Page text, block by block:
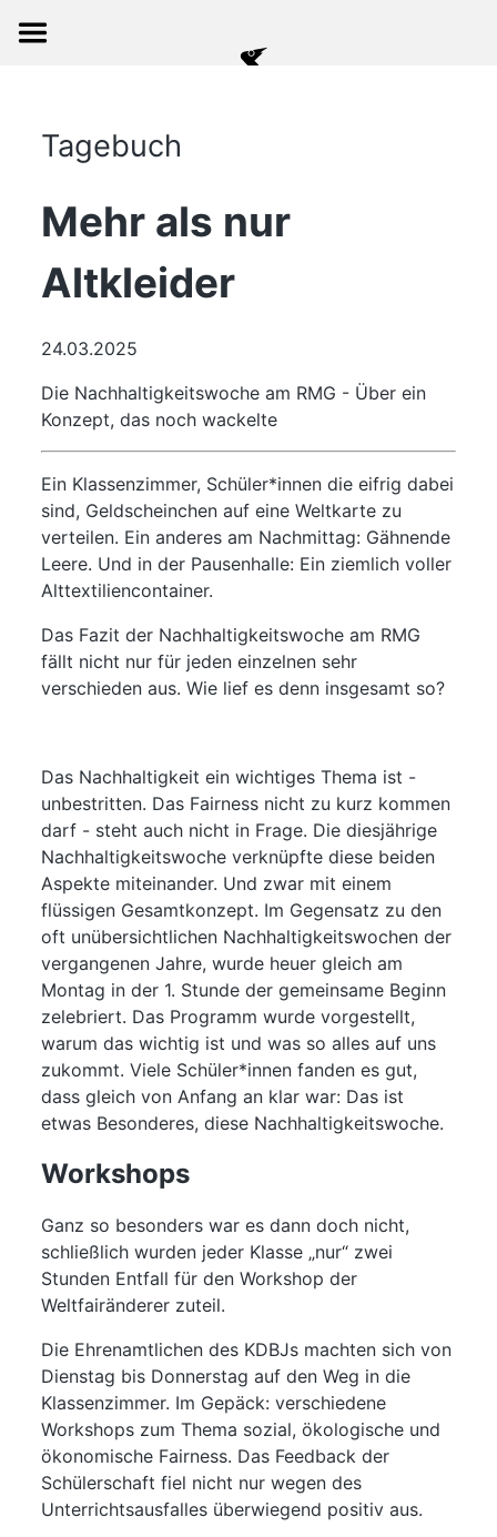
Tagebuch
Mehr als nur
Altkleider
24.03.2025
Die Nachhaltigkeitswoche am RMG - Über ein
Konzept, das noch wackelte
Ein Klassenzimmer, Schüler*innen die eifrig dabei
sind, Geldscheinchen auf eine Weltkarte zu
verteilen. Ein anderes am Nachmittag: Gähnende
Leere. Und in der Pausenhalle: Ein ziemlich voller
Alttextiliencontainer.
Das Fazit der Nachhaltigkeitswoche am RMG
fällt nicht nur für jeden einzelnen sehr
verschieden aus. Wie lief es denn insgesamt so?
Das Nachhaltigkeit ein wichtiges Thema ist -
unbestritten. Das Fairness nicht zu kurz kommen
darf - steht auch nicht in Frage. Die diesjährige
Nachhaltigkeitswoche verknüpfte diese beiden
Aspekte miteinander. Und zwar mit einem
flüssigen Gesamtkonzept. Im Gegensatz zu den
oft unübersichtlichen Nachhaltigkeitswochen der
vergangenen Jahre, wurde heuer gleich am
Montag in der 1. Stunde der gemeinsame Beginn
zelebriert. Das Programm wurde vorgestellt,
warum das wichtig ist und was so alles auf uns
zukommt. Viele Schüler*innen fanden es gut,
dass gleich von Anfang an klar war: Das ist
etwas Besonderes, diese Nachhaltigkeitswoche.
Workshops
Ganz so besonders war es dann doch nicht,
schließlich wurden jeder Klasse „nur“ zwei
Stunden Entfall für den Workshop der
Weltfairänderer zuteil.
Die Ehrenamtlichen des KDBJs machten sich von
Dienstag bis Donnerstag auf den Weg in die
Klassenzimmer. Im Gepäck: verschiedene
Workshops zum Thema sozial, ökologische und
ökonomische Fairness. Das Feedback der
Schülerschaft fiel nicht nur wegen des
Unterrichtsausfalles überwiegend positiv aus.